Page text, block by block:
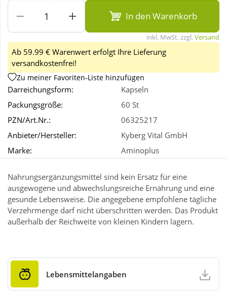
Wellness
In den Warenkorb
inkl. MwSt. zzgl.Versand
Ab 59.99 € Warenwert erfolgt Ihre Lieferung
versandkostenfrei!
Zu meiner Favoriten-Liste hinzufügen
Darreichungsform:
Kapseln
Packungsgröße:
60 St
PZN/Art.Nr.:
06325217
Anbieter/Hersteller:
Kyberg Vital GmbH
Marke:
Aminoplus
Nahrungsergänzungsmittel sind kein Ersatz für eine
ausgewogene und abwechslungsreiche Ernährung und eine
gesunde Lebensweise. Die angegebene empfohlene tägliche
Verzehrmenge darf nicht überschritten werden. Das Produkt
außerhalb der Reichweite von kleinen Kindern lagern.
Lebensmittelangaben